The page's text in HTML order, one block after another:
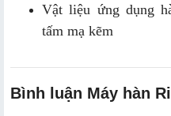
Vật liệu ứng dụng
tấm mạ kẽm
Bình luận Máy hàn